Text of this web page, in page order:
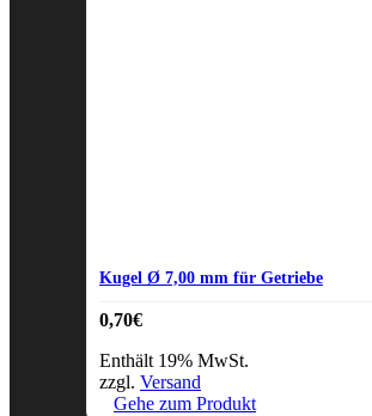
Kugel Ø 7,00 mm für Getriebe
0,70€
Enthält 19% MwSt.
zzgl. Versand
Gehe zum Produkt